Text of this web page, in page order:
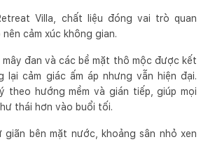
Villa, chất liệu đóng vai trò quan
cảm xúc không gian.
đan và các bề mặt thô mộc được kết
lại cảm giác ấm áp nhưng vẫn hiện đại.
theo hướng mềm và gián tiếp, giúp mọi
thái hơn vào buổi tối.
bên mặt nước, khoảng sân nhỏ xen